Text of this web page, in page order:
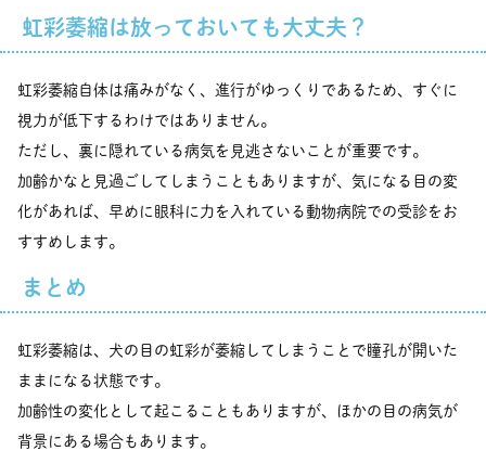
虹彩萎縮は放っておいても大丈夫？
虹彩萎縮自体は痛みがなく、進行がゆっくりであるため、すぐに
視力が低下するわけではありません。
ただし、裏に隠れている病気を見逃さないことが重要です。
加齢かなと見過ごしてしまうこともありますが、気になる目の変
化があれば、早めに眼科に力を入れている動物病院での受診をお
すすめします。
まとめ
虹彩萎縮は、犬の目の虹彩が萎縮してしまうことで瞳孔が開いた
ままになる状態です。
加齢性の変化として起こることもありますが、ほかの目の病気が
背景にある場合もあります。